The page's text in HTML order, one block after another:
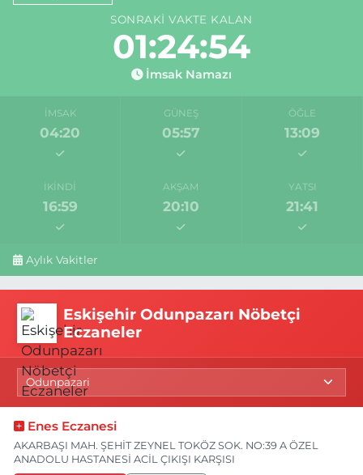
SONRAKI VAKTE KALAN
01:24:53
İmsak Namazı
İMSAK
04:20
GÜNEŞ
05:57
ÖĞLE
13:09
İKINDI
16:59
AKŞAM
20:10
YATSI
21:41
Aylık Vakitler
Eskişehir Odunpazarı Nöbetçi
Eczaneler
Enes Eczanesi
AKARBAŞI MAH. ŞEHİT ZEYNEL TOKÖZ SOK. NO:39 A ÖZEL
ANADOLU HASTANESİ ACİL ÇIKIŞI KARŞISI